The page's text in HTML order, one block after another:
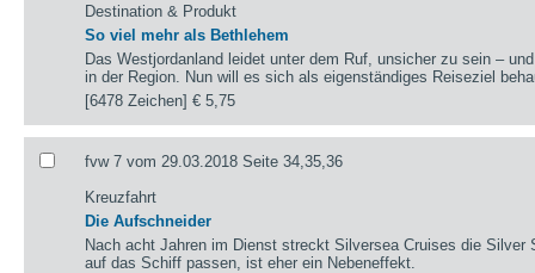
Destination & Produkt
So viel mehr als Bethlehem
Das Westjordanland leidet unter dem Ruf, unsicher zu sein –
in der Region. Nun will es sich als eigenständiges Reiseziel
[6478 Zeichen]€ 5,75
fvw 7 vom 29.03.2018 Seite 34,35,36
Kreuzfahrt
Die Aufschneider
Nach acht Jahren im Dienst streckt Silversea Cruises die Silver
auf das Schiff passen, ist eher ein Nebeneffekt.